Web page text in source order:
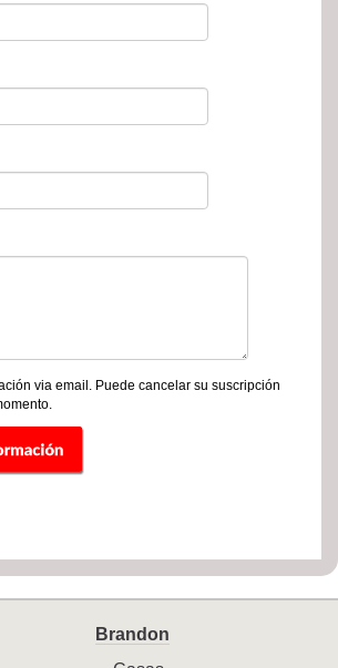
via email. Puede cancelar su suscripción
Brandon